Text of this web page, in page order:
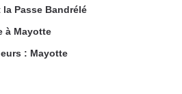
la Passe Bandrélé
à Mayotte
: Mayotte